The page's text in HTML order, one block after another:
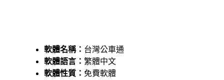
軟體名稱： 台灣公車通
軟體語言： 繁體中文
軟體性質： 免費軟體